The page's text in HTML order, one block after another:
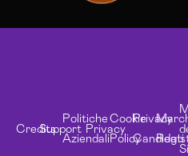
CreditsSupport
Politiche
Aziendali
Privacy
Cookie
Policy
Privacy
Candidati